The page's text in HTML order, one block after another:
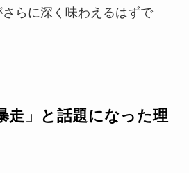
らに深く味わえるはずで
走」と話題になった理